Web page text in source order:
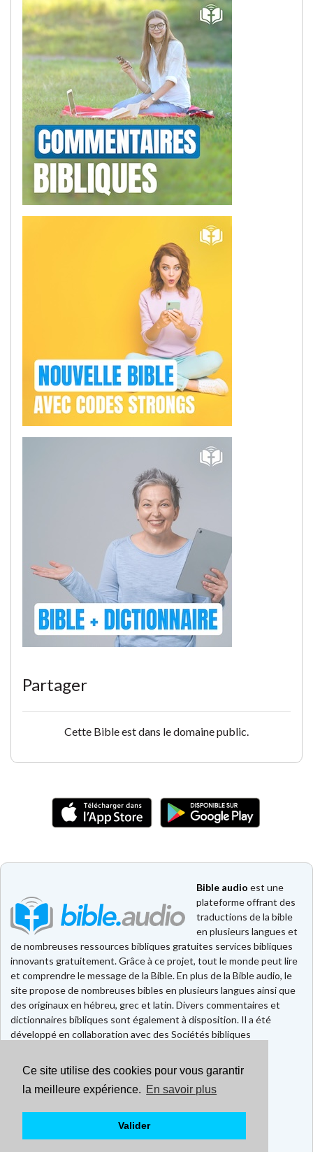
Ce site utilise des cookies pour vous garantir
la meilleure expérience. En savoir plus
Valider
Partager
Cette Bible est dans le domaine public.
Bible audio est une
plateforme offrant des
traductions de la bible
en plusieurs langues et
de nombreuses ressources bibliques gratuites services bibliques
innovants gratuitement. Grâce à ce projet, tout le monde peut lire
et comprendre le message de la Bible. En plus de la Bible audio, le
site propose de nombreuses bibles en plusieurs langues ainsi que
des originaux en hébreu, grec et latin. Divers commentaires et
dictionnaires bibliques sont également à disposition. Il a été
développé en collaboration avec des Sociétés bibliques
Faire un don
Contact